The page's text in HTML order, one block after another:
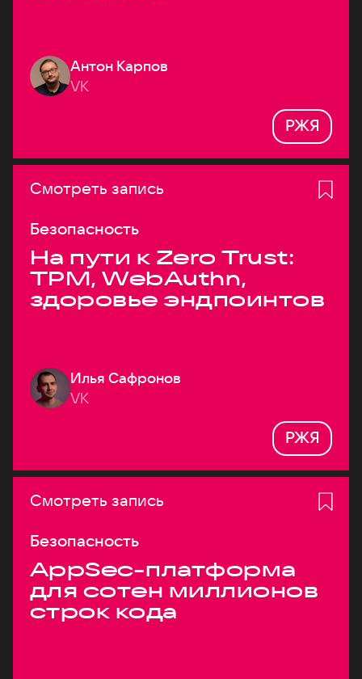
Антон Карпов
VK
РЖЯ
Смотреть запись
Безопасность
На пути к Zero Trust:
TPM, WebAuthn,
здоровье эндпоинтов
Илья Сафронов
VK
РЖЯ
Смотреть запись
Безопасность
AppSec-платформа
для сотен миллионов
строк кода